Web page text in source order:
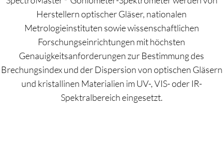
Herstellern optischer Gläser, nationalen
Metrologieinstituten sowie wissenschaftlichen
Forschungseinrichtungen mit höchsten
Genauigkeitsanforderungen zur Bestimmung des
Brechungsindex und der Dispersion von optischen Gläsern
und kristallinen Materialien im UV-, VIS- oder IR-
Spektralbereich eingesetzt.